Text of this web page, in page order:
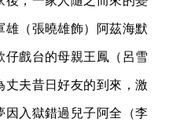
（張曉雄飾）阿茲海默
戲台的母親王鳳（呂雪
丈夫昔日好友的到來，激
因入獄錯過兒子阿全（李